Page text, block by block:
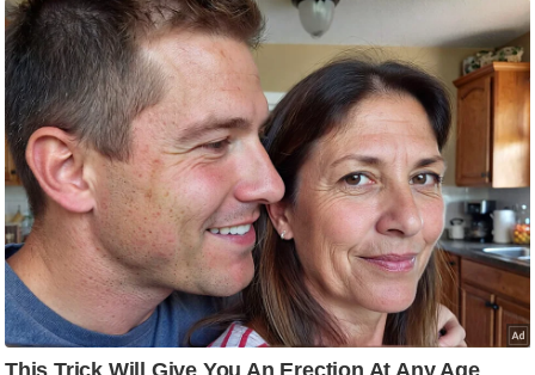
मि
स्तं
भ
ए
म
आ
र
.
आ
ई
.